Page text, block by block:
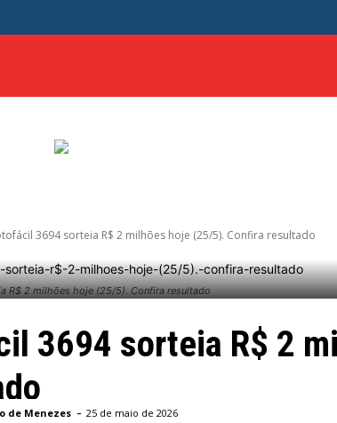
3694 sorteia R$ 2 milhões hoje (25/5). Confira resultado
R$ 2 milhões hoje (25/5). Confira resultado
3694 sorteia R$ 2
de Menezes - 25 de maio de 2026